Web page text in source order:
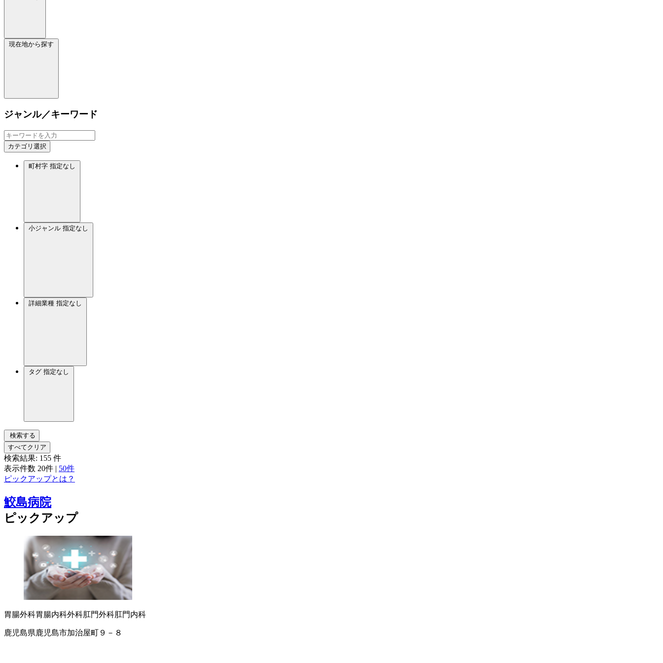
現在地から探す
ジャンル／キーワード
カテゴリ選択
町村字 指定なし
小ジャンル 指定なし
詳細業種 指定なし
タグ 指定なし
検索する
すべてクリア
検索結果: 155 件
表示件数 20件 | 50件
ピックアップとは？
鮫島病院
ピックアップ
胃腸外科胃腸内科外科肛門外科肛門内科
鹿児島県鹿児島市加治屋町９－８